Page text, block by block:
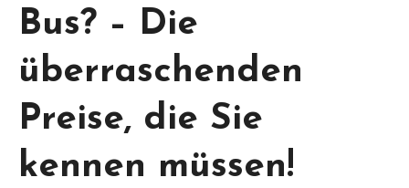
Bus? – Die
überraschenden
Preise, die Sie
kennen müssen!